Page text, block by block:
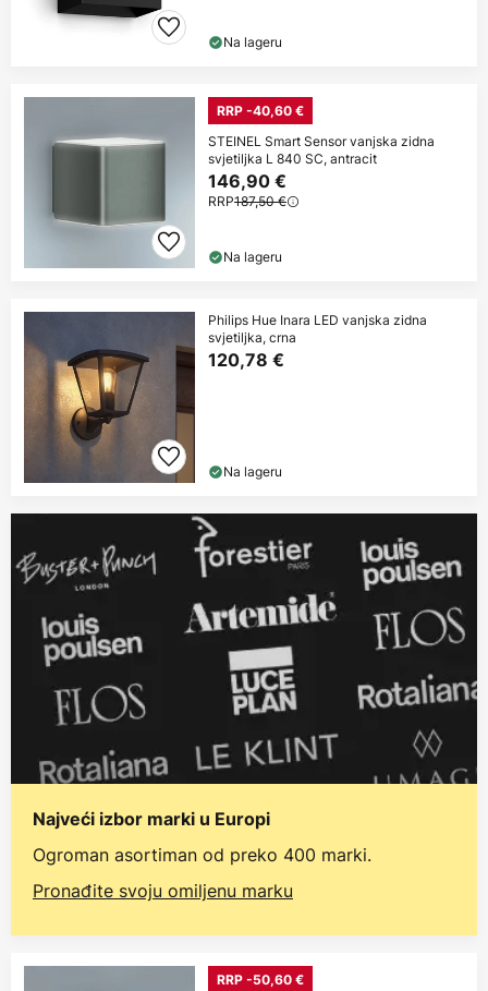
Na lageru
RRP -40,60 €
STEINEL Smart Sensor vanjska zidna
svjetiljka L 840 SC, antracit
146,90 €
RRP187,50 €
Na lageru
Philips Hue Inara LED vanjska zidna
svjetiljka, crna
120,78 €
Na lageru
Najveći izbor marki u Europi
Ogroman asortiman od preko 400 marki.
Pronađite svoju omiljenu marku
RRP -50,60 €